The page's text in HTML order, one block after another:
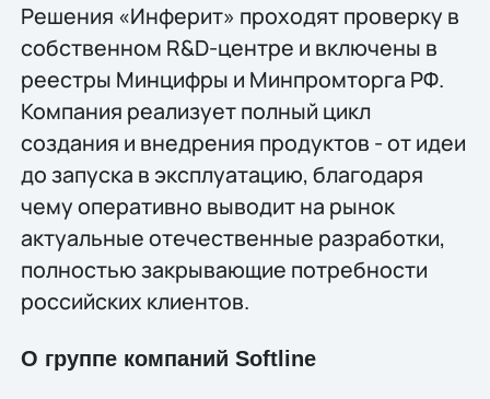
Решения «Инферит» проходят проверку в
собственном R&D-центре и включены в
реестры Минцифры и Минпромторга РФ.
Компания реализует полный цикл
создания и внедрения продуктов - от идеи
до запуска в эксплуатацию, благодаря
чему оперативно выводит на рынок
актуальные отечественные разработки,
полностью закрывающие потребности
российских клиентов.
О группе компаний Softline